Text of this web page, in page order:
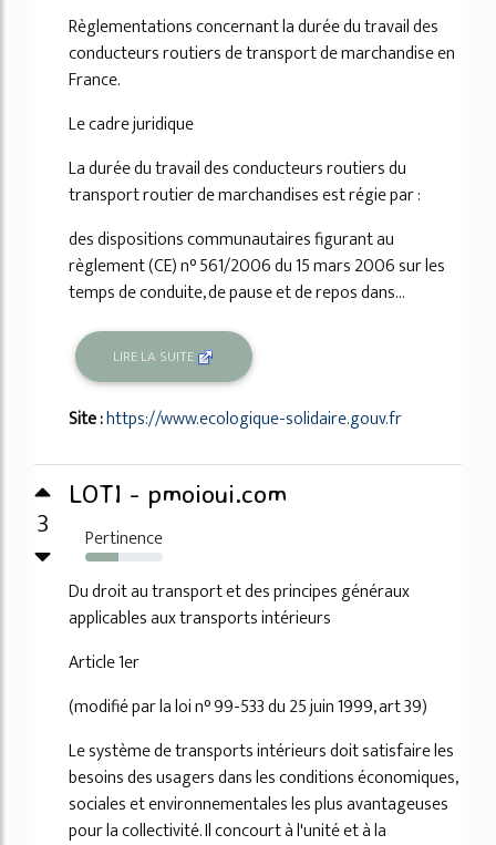
Règlementations concernant la durée du travail des
conducteurs routiers de transport de marchandise en
France.
Le cadre juridique
La durée du travail des conducteurs routiers du
transport routier de marchandises est régie par :
des dispositions communautaires figurant au
règlement (CE) n° 561/2006 du 15 mars 2006 sur les
temps de conduite, de pause et de repos dans...
LIRE LA SUITE
Site :https://www.ecologique-solidaire.gouv.fr
3
LOTI - pmoioui.com
Pertinence
43%
Du droit au transport et des principes généraux
applicables aux transports intérieurs
Article 1er
(modifié par la loi n° 99-533 du 25 juin 1999, art 39)
Le système de transports intérieurs doit satisfaire les
besoins des usagers dans les conditions économiques,
sociales et environnementales les plus avantageuses
pour la collectivité. Il concourt à l'unité et à la